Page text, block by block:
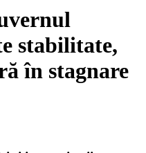
stabilitate,
în stagnare